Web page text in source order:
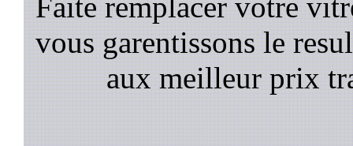
vous garentissons le
aux meilleur prix